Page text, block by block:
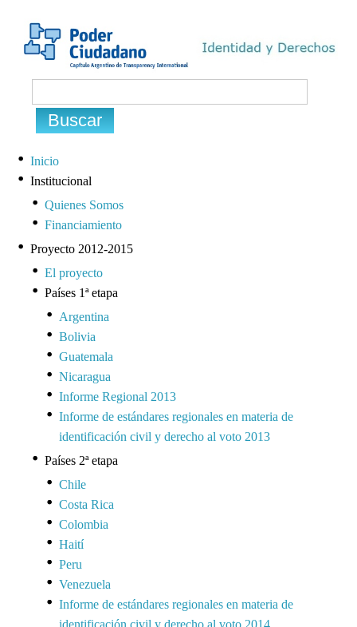
Inicio
Institucional
Quienes Somos
Financiamiento
Proyecto 2012-2015
El proyecto
Países 1ª etapa
Argentina
Bolivia
Guatemala
Nicaragua
Informe Regional 2013
Informe de estándares regionales en materia de
identificación civil y derecho al voto 2013
Países 2ª etapa
Chile
Costa Rica
Colombia
Haití
Peru
Venezuela
Informe de estándares regionales en materia de
identificación civil y derecho al voto 2014